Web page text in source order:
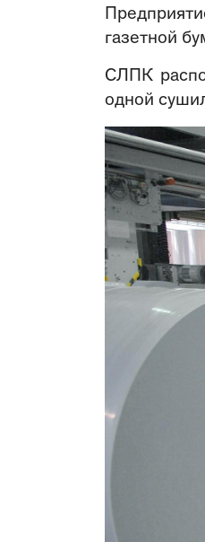
газетной
СЛПК
одной